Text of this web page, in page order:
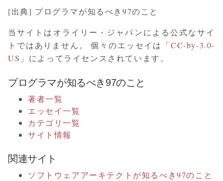
[出典] プログラマが知るべき97のこと
当サイトはオライリー・ジャパンによる公式なサイ
トではありません。 個々のエッセイは「CC-by-3.0-
US 」によってライセンスされています。
プログラマが知るべき97のこと
著者一覧
エッセイ一覧
カテゴリ一覧
サイト情報
関連サイト
ソフトウェアアーキテクトが知るべき97のこと